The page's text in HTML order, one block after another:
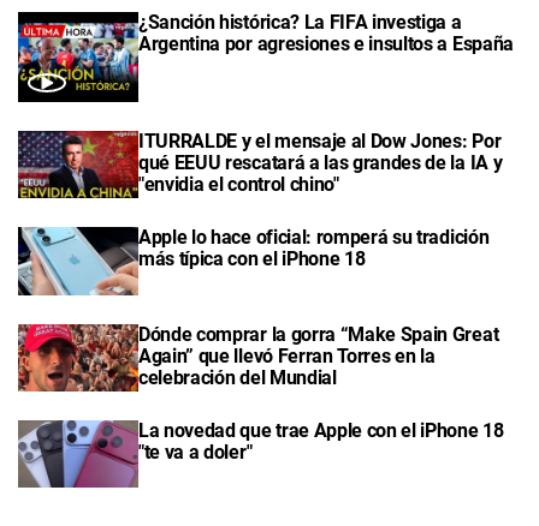
¿Sanción histórica? La FIFA investiga a
Argentina por agresiones e insultos a España
ITURRALDE y el mensaje al Dow Jones: Por
qué EEUU rescatará a las grandes de la IA y
"envidia el control chino"
Apple lo hace oficial: romperá su tradición
más típica con el iPhone 18
Dónde comprar la gorra “Make Spain Great
Again” que llevó Ferran Torres en la
celebración del Mundial
La novedad que trae Apple con el iPhone 18
"te va a doler"